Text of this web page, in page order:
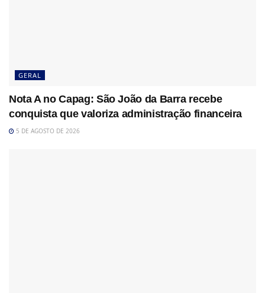
GERAL
Nota A no Capag: São João da Barra recebe
conquista que valoriza administração financeira
5 DE AGOSTO DE 2026